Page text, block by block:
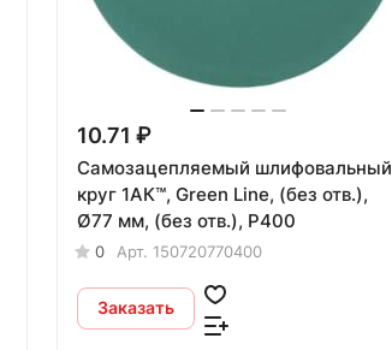
10.71 ₽
Самозацепляемый шлифовальный
круг 1АК™, Green Line, (без отв.),
Ø77 мм, (без отв.), P400
0 Арт. 150720770400
Заказать